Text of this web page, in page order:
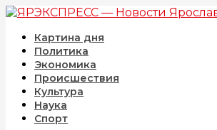
Картина дня
Политика
Экономика
Происшествия
Культура
Наука
Спорт